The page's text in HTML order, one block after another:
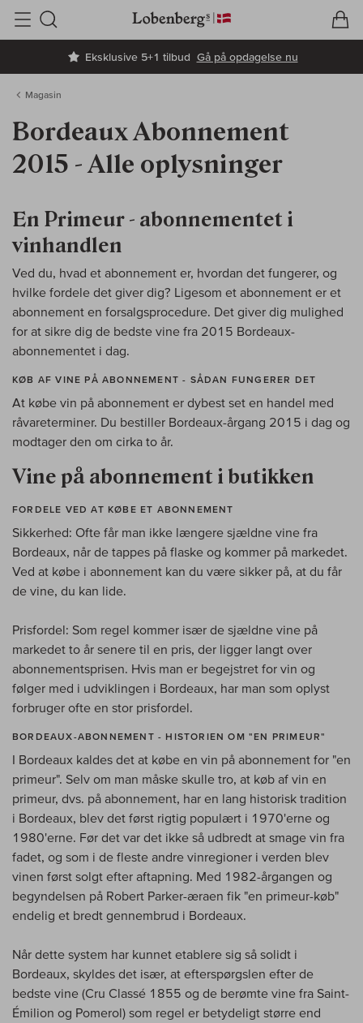
Eksklusive 5+1 tilbud Gå på opdagelse nu
Søg
Magasin
Bordeaux Abonnement
2015 - Alle oplysninger
En Primeur - abonnementet i
vinhandlen
Ved du, hvad et abonnement er, hvordan det fungerer, og
hvilke fordele det giver dig? Ligesom et abonnement er et
abonnement en forsalgsprocedure. Det giver dig mulighed
for at sikre dig de bedste vine fra 2015 Bordeaux-
abonnementet i dag.
KØB AF VINE PÅ ABONNEMENT - SÅDAN FUNGERER DET
At købe vin på abonnement er dybest set en handel med
råvareterminer. Du bestiller Bordeaux-årgang 2015 i dag og
modtager den om cirka to år.
Vine på abonnement i butikken
FORDELE VED AT KØBE ET ABONNEMENT
Sikkerhed: Ofte får man ikke længere sjældne vine fra
Bordeaux, når de tappes på flaske og kommer på markedet.
Ved at købe i abonnement kan du være sikker på, at du får
de vine, du kan lide.
Prisfordel: Som regel kommer især de sjældne vine på
markedet to år senere til en pris, der ligger langt over
abonnementsprisen. Hvis man er begejstret for vin og
følger med i udviklingen i Bordeaux, har man som oplyst
forbruger ofte en stor prisfordel.
BORDEAUX-ABONNEMENT - HISTORIEN OM "EN PRIMEUR"
I Bordeaux kaldes det at købe en vin på abonnement for "en
primeur". Selv om man måske skulle tro, at køb af vin en
primeur, dvs. på abonnement, har en lang historisk tradition
i Bordeaux, blev det først rigtig populært i 1970'erne og
1980'erne. Før det var det ikke så udbredt at smage vin fra
fadet, og som i de fleste andre vinregioner i verden blev
vinen først solgt efter aftapning. Med 1982-årgangen og
begyndelsen på Robert Parker-æraen fik "en primeur-køb"
endelig et bredt gennembrud i Bordeaux.
Når dette system har kunnet etablere sig så solidt i
Bordeaux, skyldes det især, at efterspørgslen efter de
bedste vine (Cru Classé 1855 og de berømte vine fra Saint-
Émilion og Pomerol) som regel er betydeligt større end